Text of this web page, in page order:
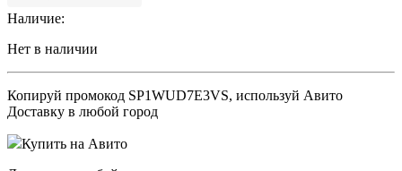
Наличие:
Нет в наличии
Копируй промокод SP1WUD7E3VS, используй Авито
Доставку в любой город
Купить на Авито